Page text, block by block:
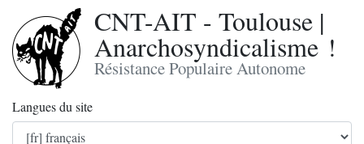
CNT-AIT - Toulouse |
Anarchosyndicalisme !
Résistance Populaire Autonome
Langues du site